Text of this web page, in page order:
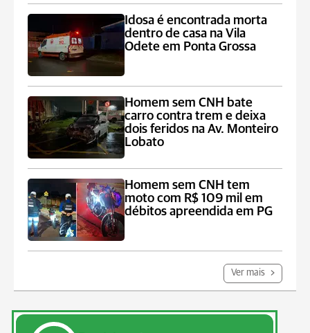
Idosa é encontrada morta
dentro de casa na Vila
Odete em Ponta Grossa
Homem sem CNH bate
carro contra trem e deixa
dois feridos na Av. Monteiro
Lobato
Homem sem CNH tem
moto com R$ 109 mil em
débitos apreendida em PG
Ver mais